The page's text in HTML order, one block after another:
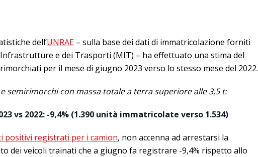
dell’UNRAE – sulla base dei dati di immatricolazione forniti
e dei Trasporti (MIT) – ha effettuato una stima del
per il mese di giugno 2023 verso lo stesso mese del 2022.
semirimorchi con massa totale a terra superiore alle 3,5 t:
vs 2022: -9,4% (1.390 unità immatricolate verso 1.534)
positivi registrati per i camion, non accenna ad arrestarsi la
dei veicoli trainati che a giugno fa registrare -9,4% rispetto allo